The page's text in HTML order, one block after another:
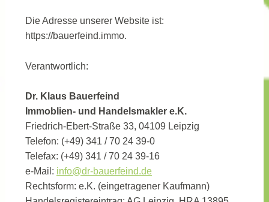
Die Adresse unserer Website ist:
https://bauerfeind.immo.
Verantwortlich:
Dr. Klaus Bauerfeind
Immoblien- und Handelsmakler e.K.
Friedrich-Ebert-Straße 33, 04109 Leipzig
Telefon: (+49) 341 / 70 24 39-0
Telefax: (+49) 341 / 70 24 39-16
e-Mail: info@dr-bauerfeind.de
Rechtsform: e.K. (eingetragener Kaufmann)